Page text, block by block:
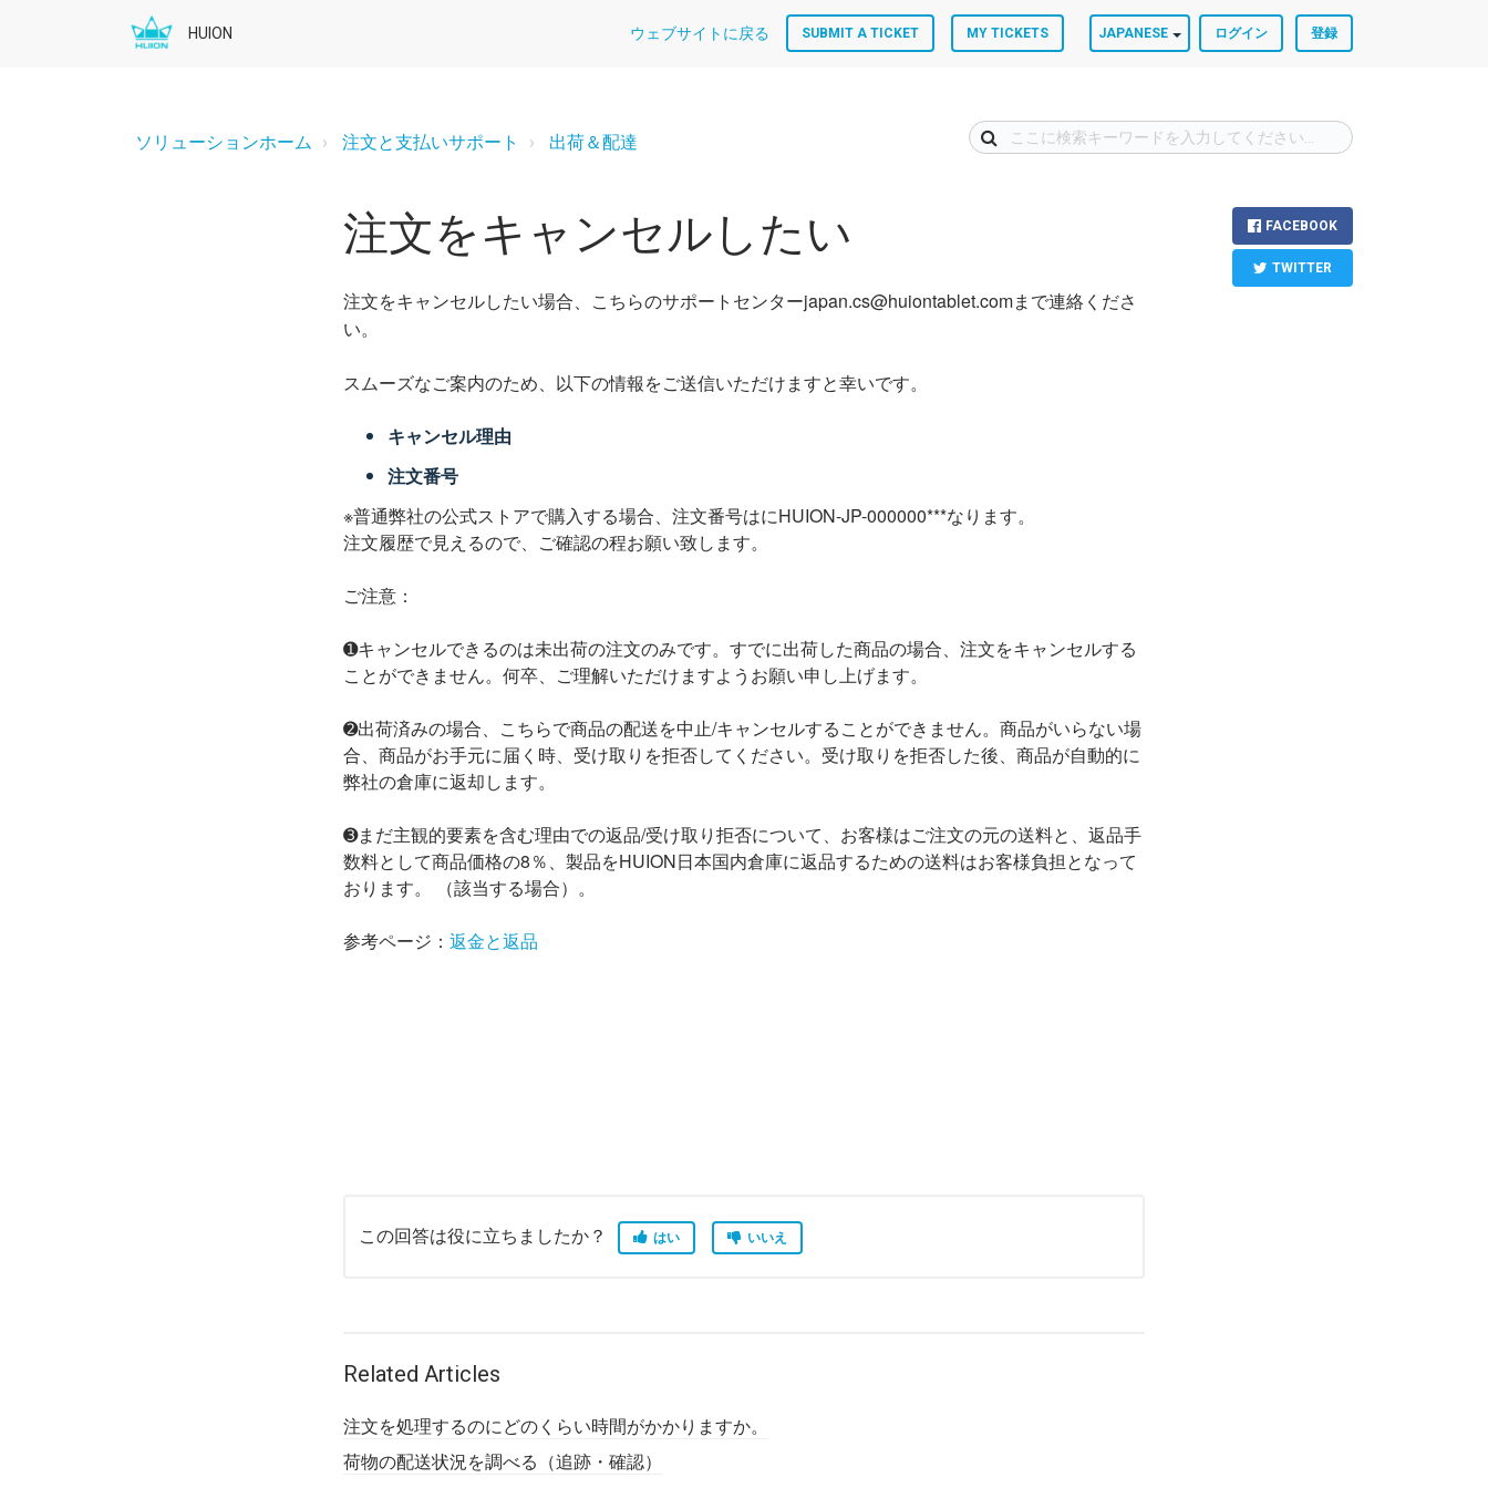
HUION ウェブサイトに戻る SUBMIT A TICKET MY TICKETS JAPANESE ログイン 登録
ソリューションホーム 注文と支払いサポート 出荷＆配達
注文をキャンセルしたい
注文をキャンセルしたい場合、こちらのサポートセンターjapan.cs@huiontablet.comまで連絡くださ
い。
スムーズなご案内のため、以下の情報をご送信いただけますと幸いです。
キャンセル理由
注文番号
※普通弊社の公式ストアで購入する場合、注文番号はにHUION-JP-000000***なります。
注文履歴で見えるので、ご確認の程お願い致します。
ご注意：
➊キャンセルできるのは未出荷の注文のみです。すでに出荷した商品の場合、注文をキャンセルする
ことができません。何卒、ご理解いただけますようお願い申し上げます。
➋出荷済みの場合、こちらで商品の配送を中止/キャンセルすることができません。商品がいらない場
合、商品がお手元に届く時、受け取りを拒否してください。受け取りを拒否した後、商品が自動的に
弊社の倉庫に返却します。
➌まだ主観的要素を含む理由での返品/受け取り拒否について、お客様はご注文の元の送料と、返品手
数料として商品価格の8％、製品をHUION日本国内倉庫に返品するための送料はお客様負担となって
おります。 （該当する場合）。
参考ページ：返金と返品
FACEBOOK
TWITTER
この回答は役に立ちましたか？ はい いいえ
Related Articles
注文を処理するのにどのくらい時間がかかりますか。
荷物の配送状況を調べる（追跡・確認）